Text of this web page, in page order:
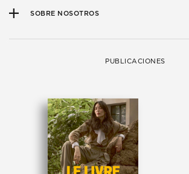
SOBRE NOSOTROS
PUBLICACIONES